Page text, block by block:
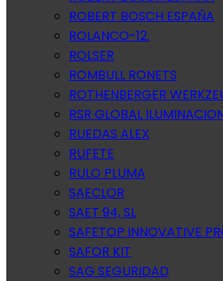
ROBERT BOSCH ESPAÑA
ROLANCO-12.
ROLSER
ROMBULL RONETS
ROTHENBERGER
RSR GLOBAL
RUEDAS ALEX
RUFETE
RULO PLUMA
SAECLOR
SAET 94, SL
SAFETOP INNOVATIVE
SAFOR KIT
SAG SEGURIDAD